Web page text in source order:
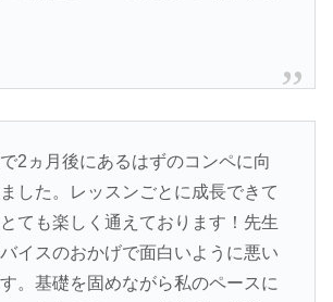
2ヵ月後にあるはずのコンペに向
した。レッスンごとに成長できて
ても楽しく通えております！先生
イスのおかげで面白いように悪い
。基礎を固めながら私のペースに